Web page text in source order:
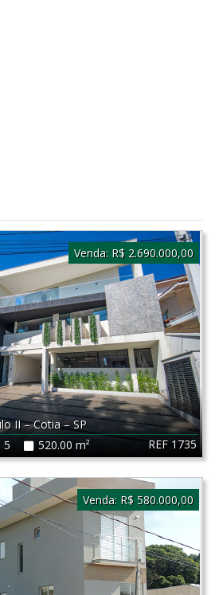
REF 1735
II–Cotia–SP
5 520.00 m²
Venda: R$ 2.690.000,00
Venda: R$ 580.000,00